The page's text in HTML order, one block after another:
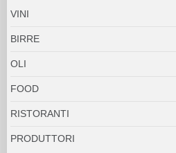
VINI
BIRRE
OLI
FOOD
RISTORANTI
PRODUTTORI